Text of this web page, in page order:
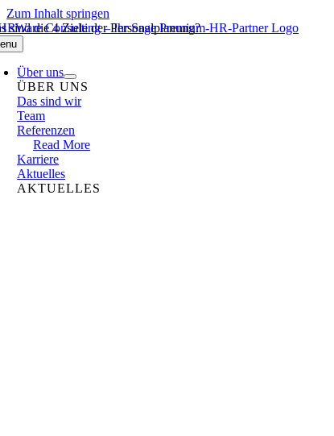
Zum Inhalt springen
Über uns
ÜBER UNS
Das sind wir
Team
Referenzen
Read More
Karriere
Aktuelles
AKTUELLES
sind die 4 Ziele der Personalplanung?